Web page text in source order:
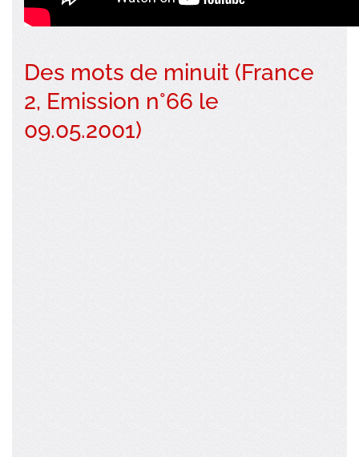
Des mots de minuit (France
2, Emission n°66 le
09.05.2001)